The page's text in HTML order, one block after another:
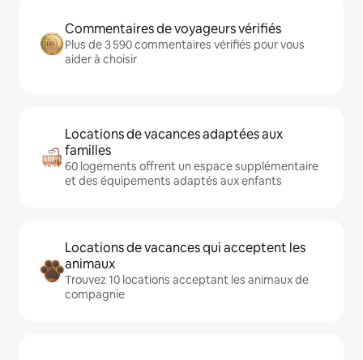
Commentaires de voyageurs vérifiés
Plus de 3 590 commentaires vérifiés pour vous
aider à choisir
Locations de vacances adaptées aux
familles
60 logements offrent un espace supplémentaire
et des équipements adaptés aux enfants
Locations de vacances qui acceptent les
animaux
Trouvez 10 locations acceptant les animaux de
compagnie